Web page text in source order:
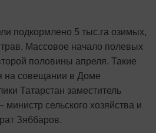
подкормлено 5 тыс.га озимых,
трав. Массовое начало полевых
половины апреля. Такие
на совещании в Доме
Татарстан заместитель
сельского хозяйства и
Зяббаров.